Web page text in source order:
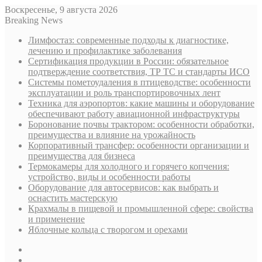
Воскресенье, 9 августа 2026
Breaking News
Лимфостаз: современные подходы к диагностике,
лечению и профилактике заболевания
Сертификация продукции в России: обязательное
подтверждение соответствия, ТР ТС и стандарты ИСО
Системы пометоудаления в птицеводстве: особенности
эксплуатации и роль транспортировочных лент
Техника для аэропортов: какие машины и оборудование
обеспечивают работу авиационной инфраструктуры
Боронование почвы трактором: особенности обработки,
преимущества и влияние на урожайность
Корпоративный трансфер: особенности организации и
преимущества для бизнеса
Термокамеры для холодного и горячего копчения:
устройство, виды и особенности работы
Оборудование для автосервисов: как выбрать и
оснастить мастерскую
Крахмалы в пищевой и промышленной сфере: свойства
и применение
Яблочные кольца с творогом и орехами